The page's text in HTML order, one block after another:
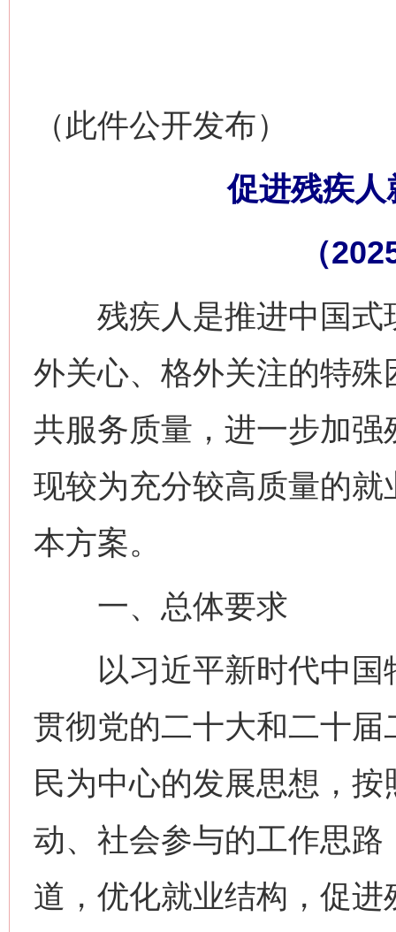
（此件公开发布）
促进残疾
（
残疾人是推进中国式
外关心、格外关注的特
共服务质量，进一步加
现较为充分较高质量的
本方案。
一、总体要求
以习近平新时代中国
贯彻党的二十大和二十
民为中心的发展思想，
动、社会参与的工作思
道，优化就业结构，促